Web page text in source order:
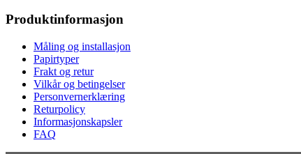
Produktinformasjon
Måling og installasjon
Papirtyper
Frakt og retur
Vilkår og betingelser
Personvernerklæring
Returpolicy
Informasjonskapsler
FAQ